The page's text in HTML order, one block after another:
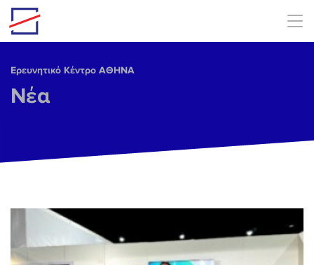
Skip to main content
Ερευνητικό Κέντρο ΑΘΗΝΑ
Νέα